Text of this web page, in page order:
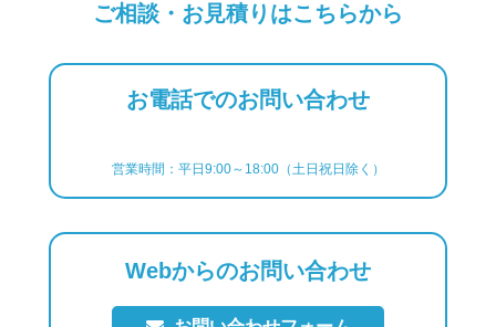
ご相談・お見積りはこちらから
お電話でのお問い合わせ
営業時間：平日9:00～18:00（土日祝日除く）
Webからのお問い合わせ